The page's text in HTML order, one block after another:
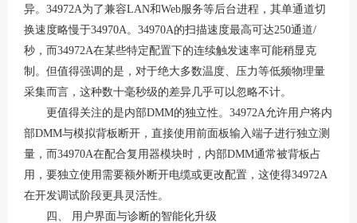
异。 34972A为了兼容LAN和Web服务等后台进程，其单通道切
换速度略慢于34970A。34970A的扫描速度最高可达250通道/
秒，而34972A在某些特定配置下的连续触发速率可能稍显克
制。但值得强调的是，对于绝大多数温度、压力等低频物理量
采集而言，这种数十毫秒级的差异几乎可以忽略不计。
更值得关注的是内部DMM的独立性。34972A允许用户将内
部DMM与模拟背板断开，直接使用前面板输入端子进行独立测
量，而34970A在配合复用器模块时，内部DMM通常被背板占
用，要独立使用需要额外断开电缆或更改配置，这使得34972A
在开发调试阶段更具灵活性。
四、
用户界面与诊断的智能化升级